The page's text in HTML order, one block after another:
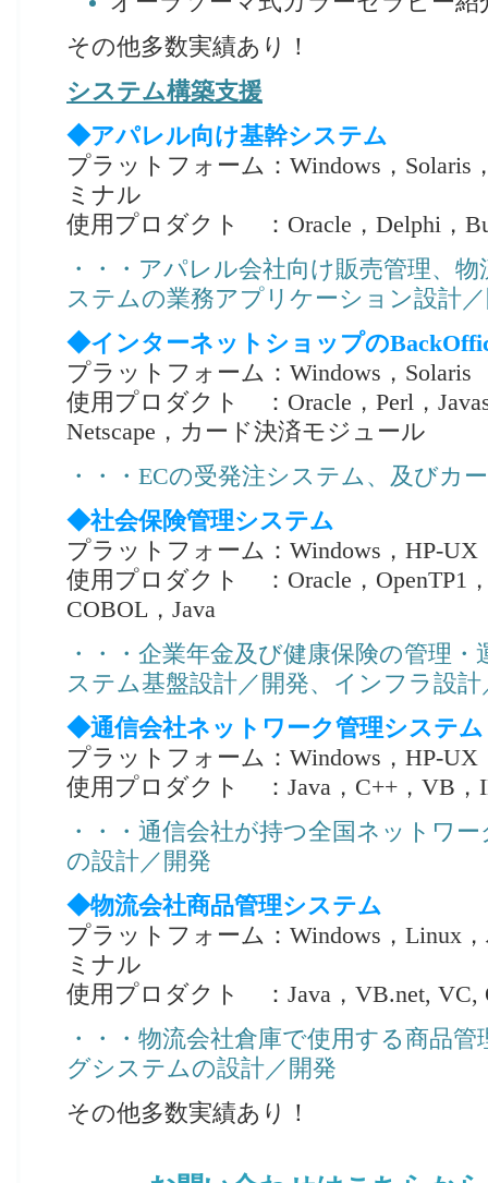
その他多数実績あり！
システム構築支援
◆アパレル向け基幹システム
プラットフォーム：Windows，Solaris
ミナル
使用プロダクト ：Oracle，Delphi，
・・・アパレル会社向け販売管理、
ステムの業務アプリケーション設計
◆インターネットショップの
プラットフォーム：Windows，Solaris
使用プロダクト ：Oracle，Perl，
Netscape，カード決済モジュール
・・・ECの受発注システム、及びカ
◆社会保険管理システム
プラットフォーム：Windows，HP-UX
使用プロダクト ：Oracle，OpenTP1
COBOL，Java
・・・企業年金及び健康保険の管理
ステム基盤設計／開発、インフラ設
◆通信会社ネットワーク管理システム
プラットフォーム：Windows，HP-UX
使用プロダクト ：Java，C++，VB，
・・・通信会社が持つ全国ネットワ
の設計／開発
◆物流会社商品管理システム
プラットフォーム：Windows，Linux
ミナル
使用プロダクト ：Java，VB.net, VC,
・・・物流会社倉庫で使用する商品
グシステムの設計／開発
その他多数実績あり！